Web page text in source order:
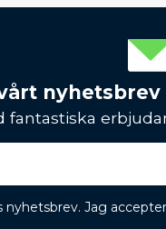
fantastiska
nyhetsbrev. Jag